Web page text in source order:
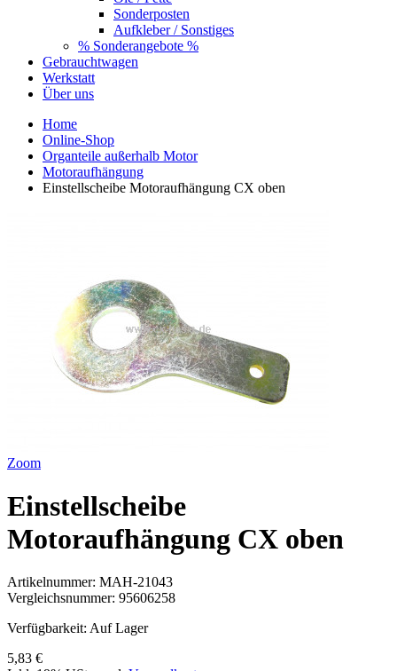
Sonderposten
Aufkleber / Sonstiges
% Sonderangebote %
Gebrauchtwagen
Werkstatt
Über uns
Home
Online-Shop
Organteile außerhalb Motor
Motoraufhängung
Einstellscheibe Motoraufhängung CX oben
Zoom
Einstellscheibe
Motoraufhängung CX oben
Artikelnummer: MAH-21043
Vergleichsnummer: 95606258
Verfügbarkeit: Auf Lager
5,83 €